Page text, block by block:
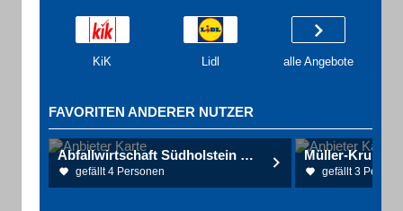
KiK Lidl alle Angebote
FAVORITEN ANDERER NUTZER
Abfallwirtschaft Südholstein GmbH - AWSH
gefällt 4 Personen
Müller-
gefällt 3